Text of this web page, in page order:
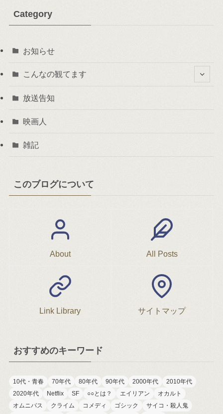
Category
お知らせ
こんなの観てます
放送告知
映画人
雑記
このブログについて
About All Posts
Link Library サイトマップ
おすすめのキーワード
10代・青春 70年代 80年代 90年代 2000年代
2010年代
2020年代
Netflix SF ○○とは？ エイリアン
オカルト
オムニバス
クライム コメディ ゴシック
サイコ・殺人鬼